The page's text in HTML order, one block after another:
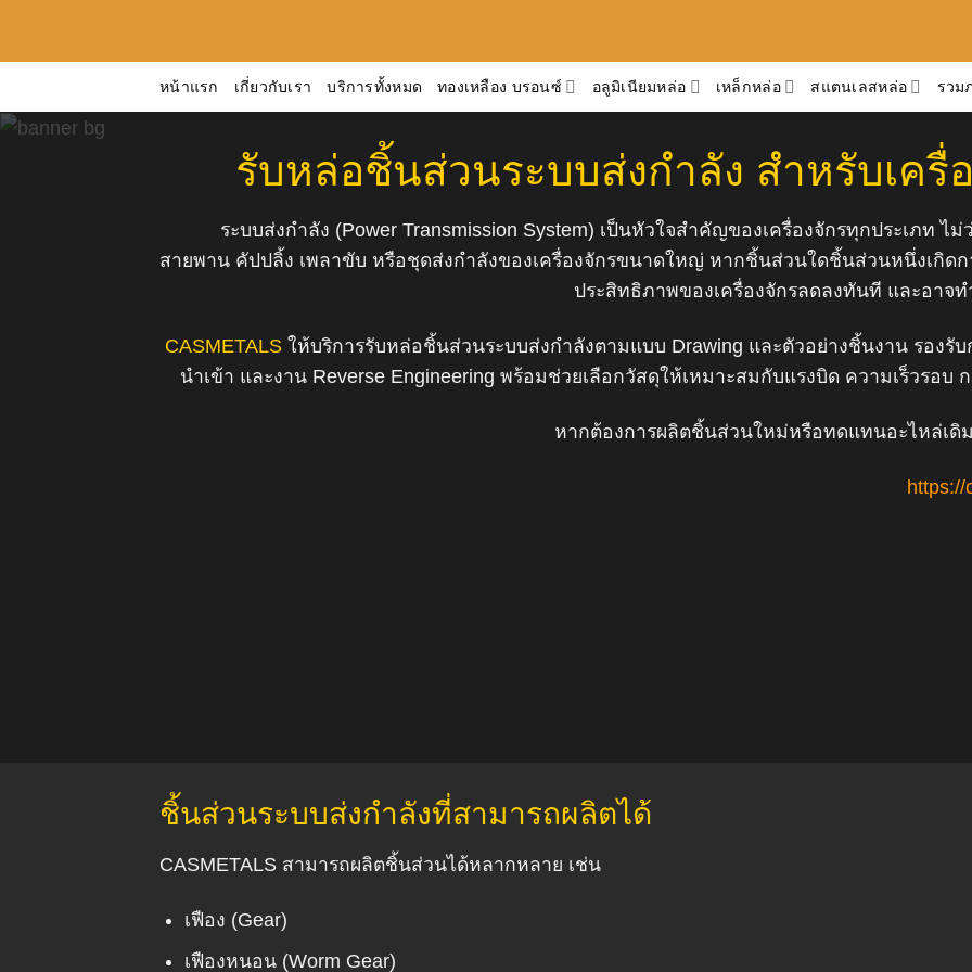
หน้าแรก เกี่ยวกับเรา บริการทั้งหมด ทองเหลือง บรอนซ์ อลูมิเนียมหล่อ เหล็กหล่อ สแตนเลสหล่อ รวม
รับหล่อชิ้นส่วนระบบส่งกำลัง สำหรับเครื่
ระบบส่งกำลัง (Power Transmission System) เป็นหัวใจสำคัญของเครื่องจักรทุกประเภท ไ
สายพาน คัปปลิ้ง เพลาขับ หรือชุดส่งกำลังของเครื่องจักรขนาดใหญ่ หากชิ้นส่วนใดชิ้นส่วนหนึ่งเกิด
ประสิทธิภาพของเครื่องจักรลดลงทันที และอาจ
CASMETALS ให้บริการรับหล่อชิ้นส่วนระบบส่งกำลังตามแบบ Drawing และตัวอย่างชิ้นงาน รองรั
นำเข้า และงาน Reverse Engineering พร้อมช่วยเลือกวัสดุให้เหมาะสมกับแรงบิด ความเร็วรอ
หากต้องการผลิตชิ้นส่วนใหม่หรือทดแทนอะไหล่เดิ
https://
ชิ้นส่วนระบบส่งกำลังที่สามารถผลิตได้
CASMETALS สามารถผลิตชิ้นส่วนได้หลากหลาย เช่น
เฟือง (Gear)
เฟืองหนอน (Worm Gear)